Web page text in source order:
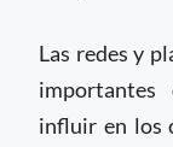
Las redes y
importantes
influir en los